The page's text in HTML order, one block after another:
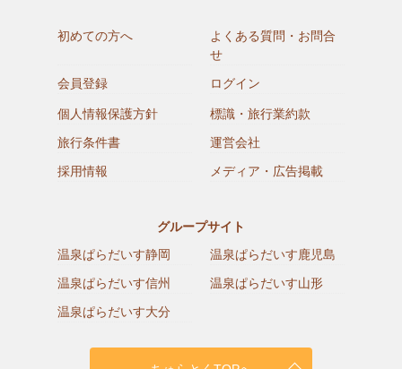
初めての方へ
よくある質問・お問合
せ
会員登録
ログイン
個人情報保護方針
標識・旅行業約款
旅行条件書
運営会社
採用情報
メディア・広告掲載
グループサイト
温泉ぱらだいす静岡
温泉ぱらだいす鹿児島
温泉ぱらだいす信州
温泉ぱらだいす山形
温泉ぱらだいす大分